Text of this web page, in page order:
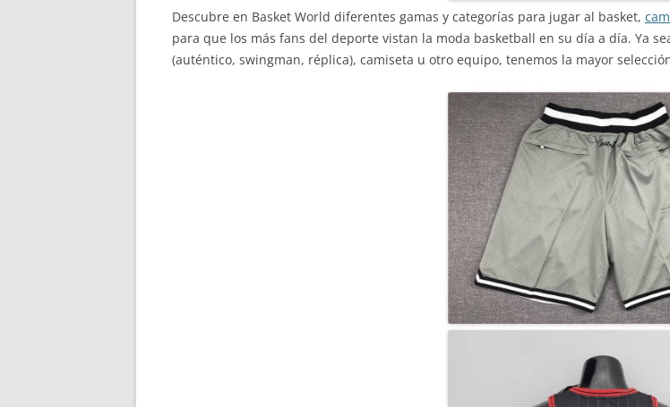
Descubre en Basket World diferentes gamas y categorías para jugar al basket,
para que los más fans del deporte vistan la moda basketball en su día a día. Ya
(auténtico, swingman, réplica), camiseta u otro equipo, tenemos la mayor